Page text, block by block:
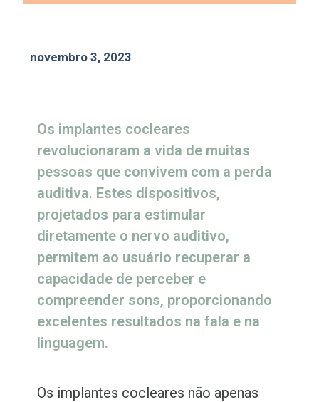
novembro 3, 2023
Os implantes cocleares
revolucionaram a vida de muitas
pessoas que convivem com a perda
auditiva. Estes dispositivos,
projetados para estimular
diretamente o nervo auditivo,
permitem ao usuário recuperar a
capacidade de perceber e
compreender sons, proporcionando
excelentes resultados na fala e na
linguagem.
Os implantes cocleares não apenas